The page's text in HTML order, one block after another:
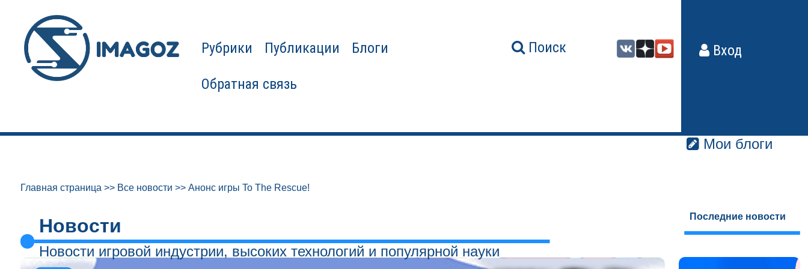
Рубрики Публикации Блоги
Обратная связь
Поиск Вход
Мои блоги
Главная страница >> Все новости >> Анонс игры To The Rescue!
Новости
Новости игровой индустрии, высоких технологий и популярной науки
Последние новости